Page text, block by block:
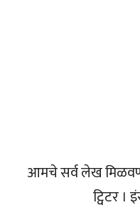
आमचे सर्व लेख
ट्विटर ।